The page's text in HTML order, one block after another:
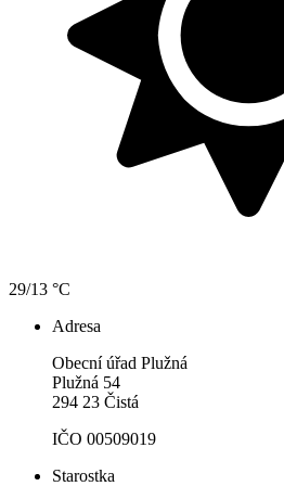
29/13 °C
Adresa
Obecní úřad Plužná
Plužná 54
294 23 Čistá
IČO 00509019
Starostka